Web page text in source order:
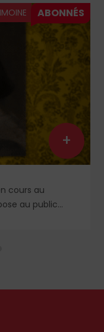
cours au
au public
ceux qui
+